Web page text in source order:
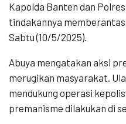
Kapolda Banten dan
tindakannya
Sabtu (10/5/2025).
Abuya mengatakan aksi
merugikan masyarakat.
mendukung operasi
premanisme dilakukan di